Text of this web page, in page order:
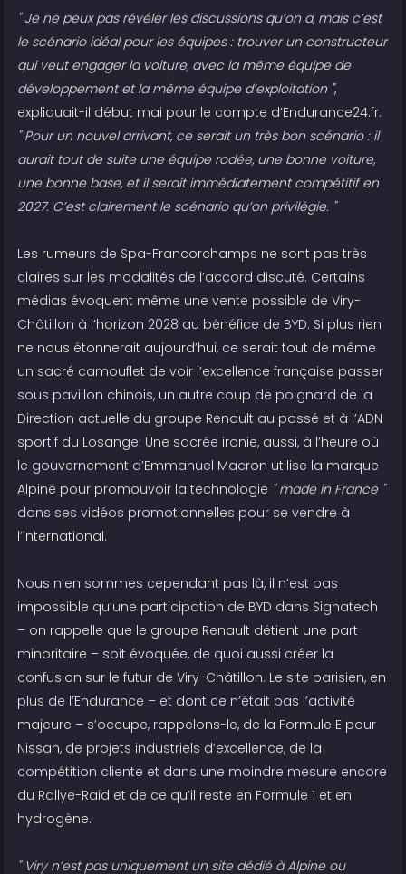
" Je ne peux pas révéler les discussions qu’on a, mais c’est
le scénario idéal pour les équipes : trouver un constructeur
qui veut engager la voiture, avec la même équipe de
développement et la même équipe d’exploitation ",
expliquait-il début mai pour le compte d’Endurance24.fr.
" Pour un nouvel arrivant, ce serait un très bon scénario : il
aurait tout de suite une équipe rodée, une bonne voiture,
une bonne base, et il serait immédiatement compétitif en
2027. C’est clairement le scénario qu’on privilégie. "
Les rumeurs de Spa-Francorchamps ne sont pas très
claires sur les modalités de l’accord discuté. Certains
médias évoquent même une vente possible de Viry-
Châtillon à l’horizon 2028 au bénéfice de BYD. Si plus rien
ne nous étonnerait aujourd’hui, ce serait tout de même
un sacré camouflet de voir l’excellence française passer
sous pavillon chinois, un autre coup de poignard de la
Direction actuelle du groupe Renault au passé et à l’ADN
sportif du Losange. Une sacrée ironie, aussi, à l’heure où
le gouvernement d’Emmanuel Macron utilise la marque
Alpine pour promouvoir la technologie " made in France "
dans ses vidéos promotionnelles pour se vendre à
l’international.
Nous n’en sommes cependant pas là, il n’est pas
impossible qu’une participation de BYD dans Signatech
– on rappelle que le groupe Renault détient une part
minoritaire – soit évoquée, de quoi aussi créer la
confusion sur le futur de Viry-Châtillon. Le site parisien, en
plus de l’Endurance – et dont ce n’était pas l’activité
majeure – s’occupe, rappelons-le, de la Formule E pour
Nissan, de projets industriels d’excellence, de la
compétition cliente et dans une moindre mesure encore
du Rallye-Raid et de ce qu’il reste en Formule 1 et en
hydrogène.
" Viry n’est pas uniquement un site dédié à Alpine ou